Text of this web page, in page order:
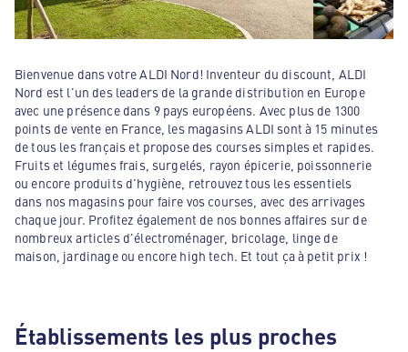
Bienvenue dans votre ALDI Nord! Inventeur du discount, ALDI
Nord est l'un des leaders de la grande distribution en Europe
avec une présence dans 9 pays européens. Avec plus de 1300
points de vente en France, les magasins ALDI sont à 15 minutes
de tous les français et propose des courses simples et rapides.
Fruits et légumes frais, surgelés, rayon épicerie, poissonnerie
ou encore produits d'hygiène, retrouvez tous les essentiels
dans nos magasins pour faire vos courses, avec des arrivages
chaque jour. Profitez également de nos bonnes affaires sur de
nombreux articles d'électroménager, bricolage, linge de
maison, jardinage ou encore high tech. Et tout ça à petit prix !
Établissements les plus proches